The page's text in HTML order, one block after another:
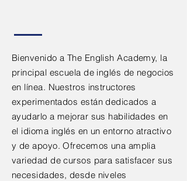
Bienvenido a The English Academy, la
principal escuela de inglés de negocios
en línea. Nuestros instructores
experimentados están dedicados a
ayudarlo a mejorar sus habilidades en
el idioma inglés en un entorno atractivo
y de apoyo. Ofrecemos una amplia
variedad de cursos para satisfacer sus
necesidades, desde niveles